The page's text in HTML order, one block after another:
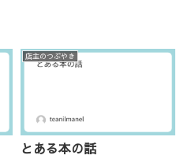
店主のつぶやき
とある本の話